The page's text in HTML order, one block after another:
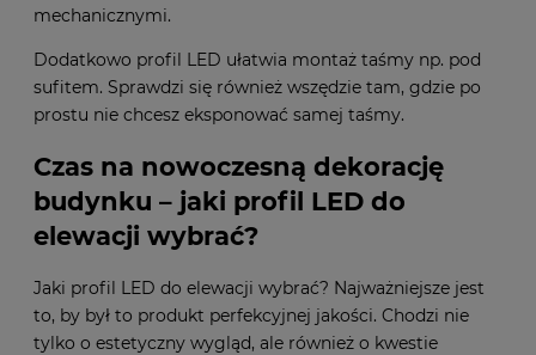
mechanicznymi.
Dodatkowo profil LED ułatwia montaż taśmy np. pod
sufitem. Sprawdzi się również wszędzie tam, gdzie po
prostu nie chcesz eksponować samej taśmy.
Czas na nowoczesną dekorację
budynku – jaki profil LED do
elewacji wybrać?
Jaki profil LED do elewacji wybrać? Najważniejsze jest
to, by był to produkt perfekcyjnej jakości. Chodzi nie
tylko o estetyczny wygląd, ale również o kwestie